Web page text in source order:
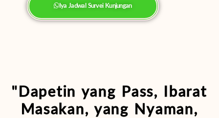
Iya Jadwal Survei Kunjungan
"Dapetin yang Pass, Ibarat
Masakan, yang Nyaman,